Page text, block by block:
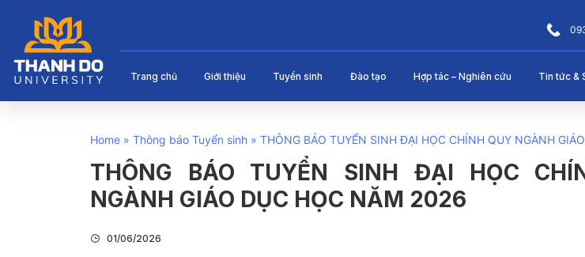
Trang chủ Giới thiệu Tuyển sinh Đào tạo Hợp tác – Nghiên cứu Tin tức &
Home » Thông báo Tuyển sinh » THÔNG BÁO TUYỂN SINH ĐẠI HỌC CHÍNH QUY NGÀNH
THÔNG BÁO TUYỂN SINH ĐẠI HỌC
NGÀNH GIÁO DỤC HỌC NĂM 2026
01/06/2026